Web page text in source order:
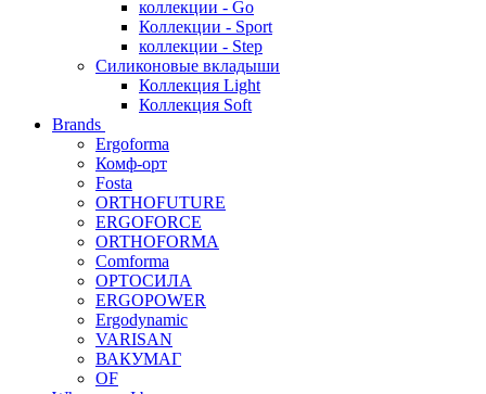
коллекции - Go
Коллекции - Sport
коллекции - Step
Силиконовые вкладыши
Коллекция Light
Коллекция Soft
Brands
Ergoforma
Комф-орт
Fosta
ORTHOFUTURE
ERGOFORCE
ORTHOFORMA
Comforma
ОРТОСИЛА
ERGOPOWER
Ergodynamic
VARISAN
ВАКУМАГ
OF